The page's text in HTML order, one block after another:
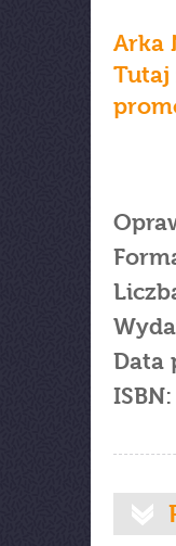
Arka
Tutaj
Data
ISBN: